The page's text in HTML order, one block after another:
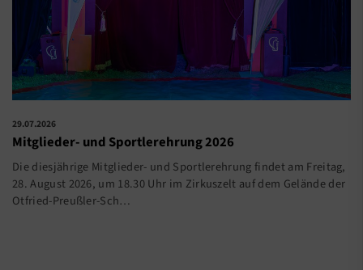
29.07.2026
Mitglieder- und Sportlerehrung 2026
Die diesjährige Mitglieder- und Sportlerehrung findet am Freitag,
28. August 2026, um 18.30 Uhr im Zirkuszelt auf dem Gelände der
Otfried-Preußler-Sch…